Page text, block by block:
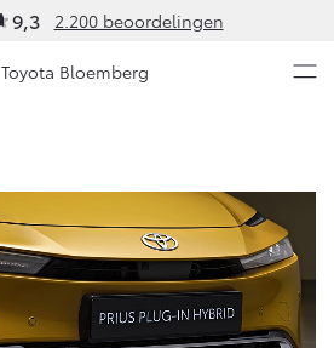
9,3 2.200 beoordelingen
Toyota Bloemberg
Yaris
HYBRIDE